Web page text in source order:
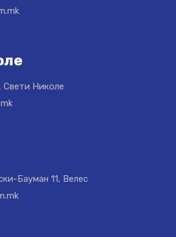
Николе
Бауман 11, Велес